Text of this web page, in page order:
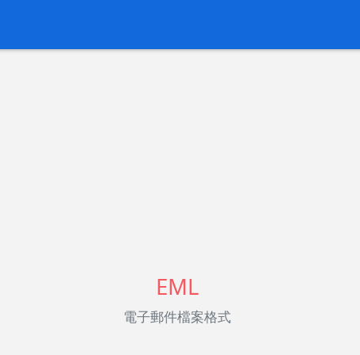
EML
電子郵件檔案格式